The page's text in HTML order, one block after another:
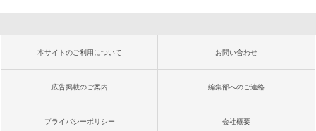
本サイトのご利用について お問い合わせ
広告掲載のご案内 編集部へのご連絡
プライバシーポリシー 会社概要